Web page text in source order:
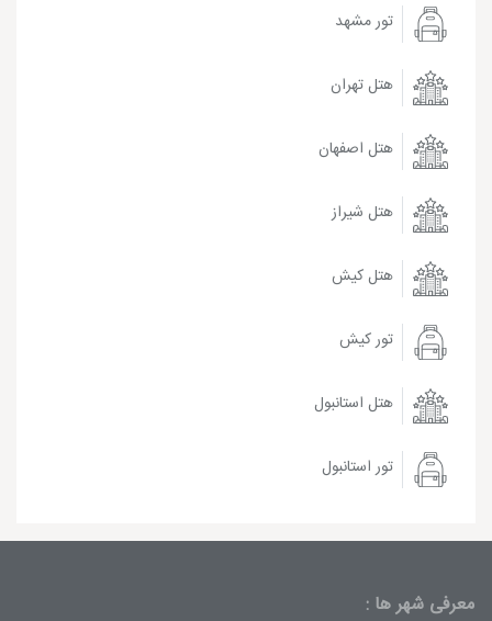
تور مشهد
هتل تهران
هتل اصفهان
هتل شیراز
هتل کیش
تور کیش
هتل استانبول
تور استانبول
معرفی شهر ها :